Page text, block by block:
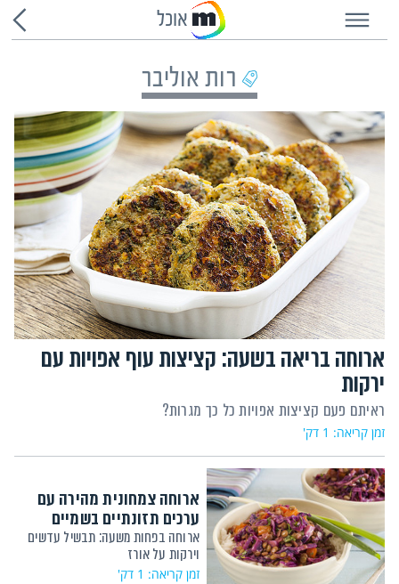
אוכל
רות אוליבר
ארוחה בריאה בשעה: קציצות עוף אפויות עם
ירקות
ראיתם פעם קציצות אפויות כל כך מגרות?
זמן קריאה: 1 דק'
ארוחה צמחונית מהירה עם
ערכים תזונתיים בשמיים
ארוחה בפחות משעה: תבשיל עדשים
וירקות על אורז
זמן קריאה: 1 דק'